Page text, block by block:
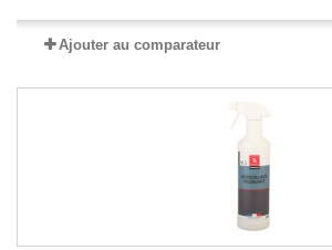
Ajouter au comparateur